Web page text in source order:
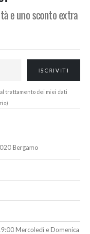
e uno sconto extra
trattamento dei miei dati
Bergamo
Mercoledì e Domenica